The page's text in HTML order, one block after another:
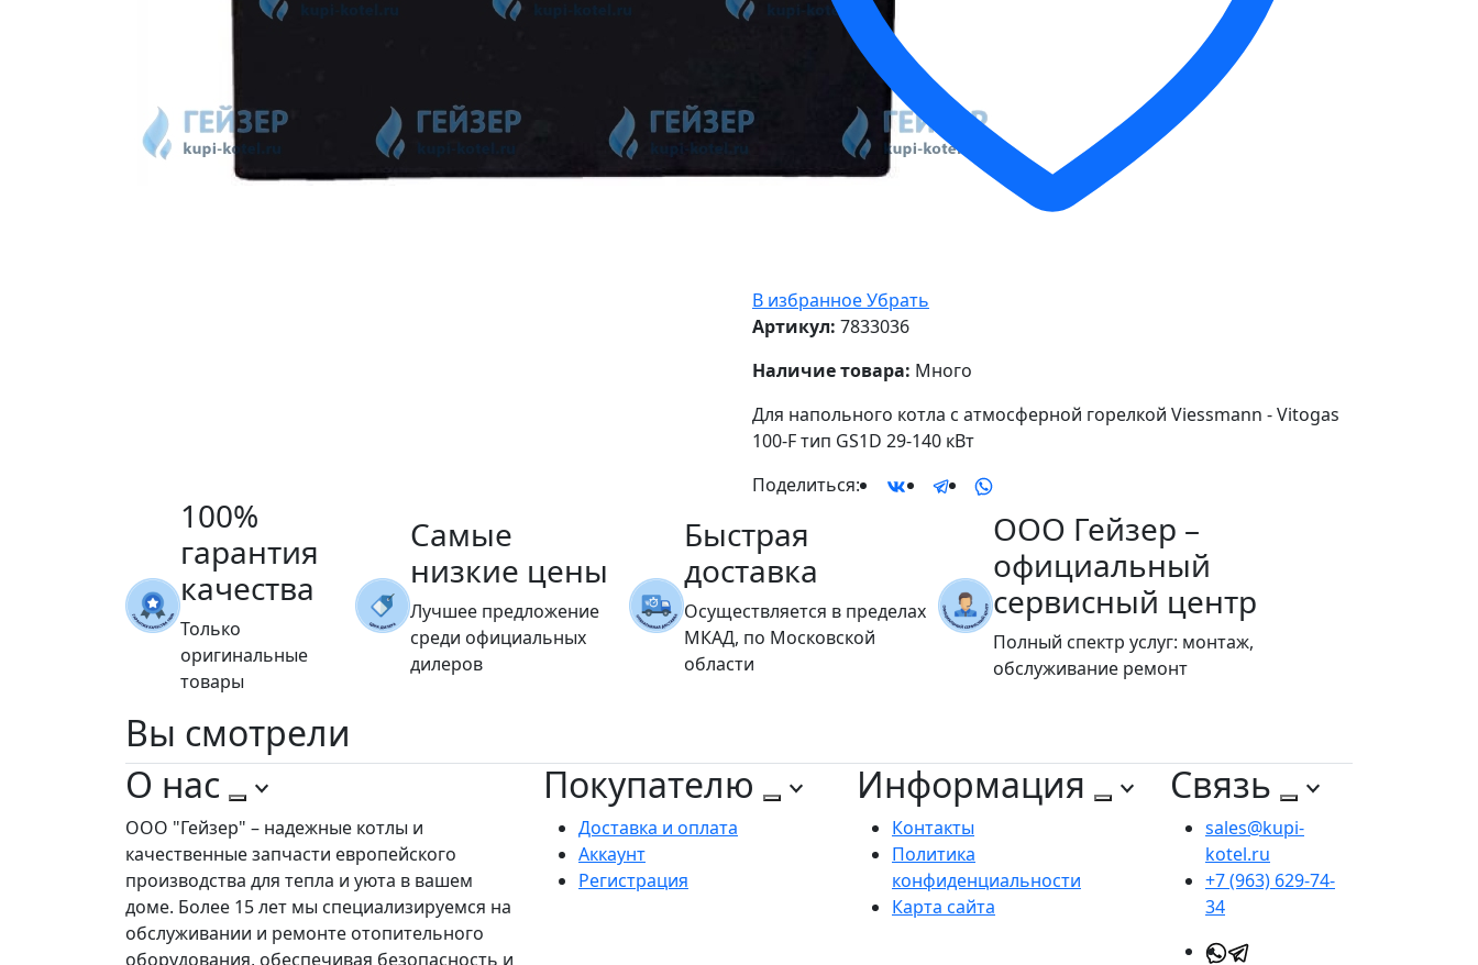
В избранноеУбрать
Артикул: 7833036
Наличие товара: Много
Для напольного котла с атмосферной горелкой Viessmann - Vitogas
100-F тип GS1D 29-140 кВт
Поделиться:
100%
гарантия
качества
Только
оригинальные
товары
Самые
низкие цены
Лучшее предложение
среди официальных
дилеров
Быстрая
доставка
Осуществляется в пределах
МКАД, по Московской
области
ООО Гейзер –
официальный
сервисный центр
Полный спектр услуг: монтаж,
обслуживание ремонт
Вы смотрели
О нас
ООО "Гейзер" – надежные котлы и
качественные запчасти европейского
производства для тепла и уюта в вашем
доме. Более 15 лет мы специализируемся на
обслуживании и ремонте отопительного
оборудования, обеспечивая безопасность и
Покупателю
Доставка и оплата
Аккаунт
Регистрация
Информация
Контакты
Политика
конфиденциальности
Карта сайта
Связь
sales@kupi-
kotel.ru
+7 (963) 629-74-
34